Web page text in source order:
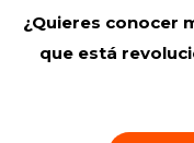
¿Quieres conocer
que está